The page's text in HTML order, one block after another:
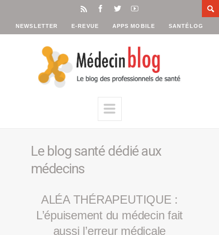
NEWSLETTER E-REVUE APPS MOBILE SANTÉLOG
Le blog santé dédié aux
médecins
ALÉA THÉRAPEUTIQUE :
L’épuisement du médecin fait
aussi l’erreur médicale